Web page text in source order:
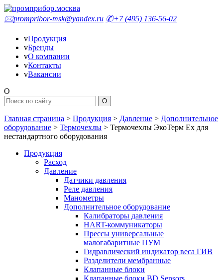
🖂prompribor-msk@yandex.ru ✆+7 (495) 136-56-02
vПродукция
vБренды
vО компании
vКонтакты
vВакансии
O
Главная страница > Продукция > Давление > Дополнительное
оборудование > Термочехлы > Термочехлы ЭкоТерм Ex для
нестандартного оборудования
Продукция
Расход
Давление
Датчики давления
Реле давления
Манометры
Дополнительное оборудование
Калибраторы давления
HART-коммуникаторы
Прессы универсальные
малогабаритные ПУМ
Гидравлический индикатор веса ГИВ
Разделители мембранные
Клапанные блоки
Клапанные блоки BD Sensors